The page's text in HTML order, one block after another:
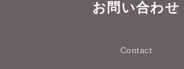
お問い合わせ
Contact